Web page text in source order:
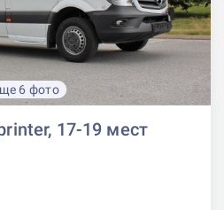
6 фото
17-19 мест